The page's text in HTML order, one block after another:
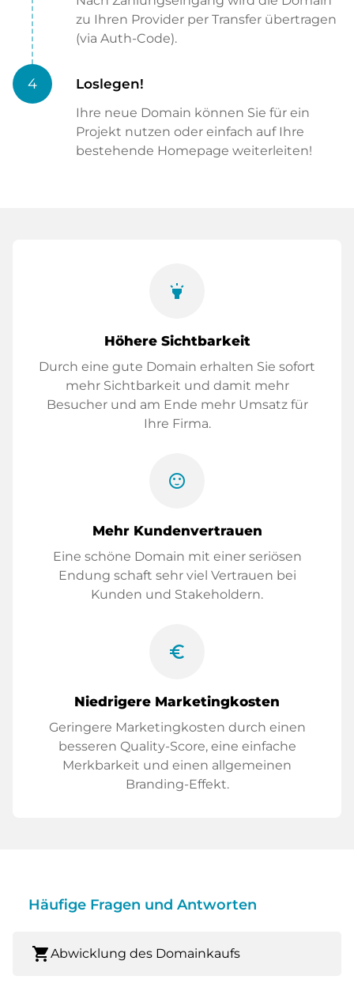
zu Ihren Provider per Transfer übertragen
(via Auth-Code).
4 Loslegen!
Ihre neue Domain können Sie für ein
Projekt nutzen oder einfach auf Ihre
bestehende Homepage weiterleiten!
highlight
Höhere Sichtbarkeit
Durch eine gute Domain erhalten Sie sofort
mehr Sichtbarkeit und damit mehr
Besucher und am Ende mehr Umsatz für
Ihre Firma.
sentiment_satisfied
Mehr Kundenvertrauen
Eine schöne Domain mit einer seriösen
Endung schaft sehr viel Vertrauen bei
Kunden und Stakeholdern.
euro_symbol
Niedrigere Marketingkosten
Geringere Marketingkosten durch einen
besseren Quality-Score, eine einfache
Merkbarkeit und einen allgemeinen
Branding-Effekt.
Häufige Fragen und Antworten
shopping_cartAbwicklung des Domainkaufs